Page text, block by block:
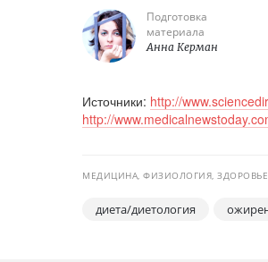
Подготовка
материала
Анна Керман
Источники: http://
http://
МЕДИЦИНА, ФИЗИОЛОГИЯ, ЗДОРОВЬЕ
диета/диетология